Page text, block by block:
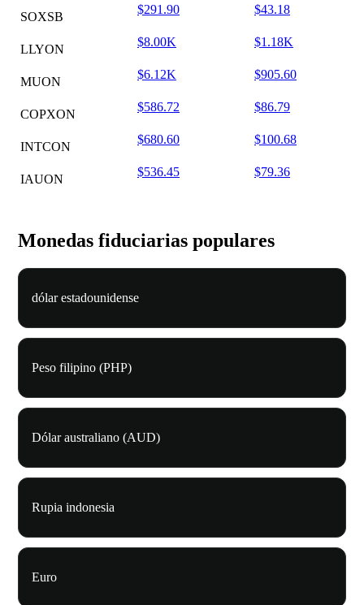
SOXSB
$291.90 $43.18
LLYON
$8.00K $1.18K
MUON
$6.12K $905.60
COPXON
$586.72 $86.79
INTCON
$680.60 $100.68
IAUON
$536.45 $79.36
Monedas fiduciarias populares
dólar estadounidense
Peso filipino (PHP)
Dólar australiano (AUD)
Rupia indonesia
Euro